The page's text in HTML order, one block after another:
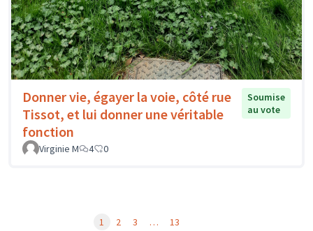
Donner vie, égayer la voie, côté rue
Tissot, et lui donner une véritable
fonction
Soumise
au vote
Virginie M 4 0
1 2 3 … 13